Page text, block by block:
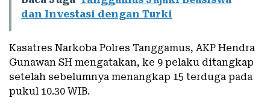
dan Investasi dengan Turki
Kasatres Narkoba Polres Tanggamus, AKP Hendra
Gunawan SH mengatakan, ke 9 pelaku ditangkap
setelah sebelumnya menangkap 15 terduga pada
pukul 10.30 WIB.